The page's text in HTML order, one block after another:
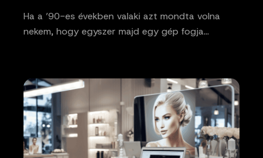
Ha a ’90-es években valaki azt mondta volna
nekem, hogy egyszer majd egy gép fogja…